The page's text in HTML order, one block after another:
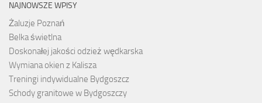
NAJNOWSZE WPISY
Żaluzje Poznań
Belka świetlna
Doskonałej jakości odzież wędkarska
Wymiana okien z Kalisza
Treningi indywidualne Bydgoszcz
Schody granitowe w Bydgoszczy